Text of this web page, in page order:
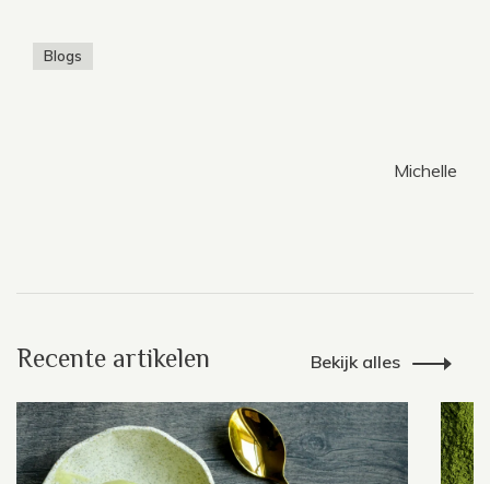
Blogs
Michelle
Recente artikelen Bekijk alles